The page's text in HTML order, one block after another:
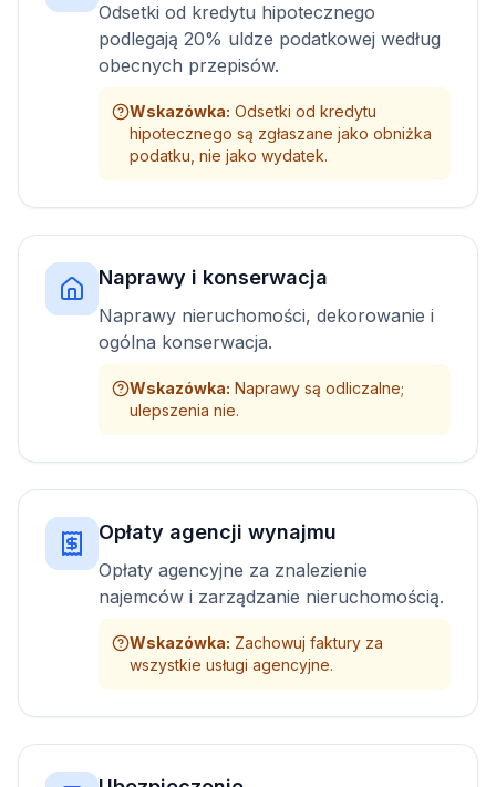
Odsetki od kredytu hipotecznego
podlegają 20% uldze podatkowej według
obecnych przepisów.
Wskazówka: Odsetki od kredytu
hipotecznego są zgłaszane jako obniżka
podatku, nie jako wydatek.
Naprawy i konserwacja
Naprawy nieruchomości, dekorowanie i
ogólna konserwacja.
Wskazówka: Naprawy są odliczalne;
ulepszenia nie.
Opłaty agencji wynajmu
Opłaty agencyjne za znalezienie
najemców i zarządzanie nieruchomością.
Wskazówka: Zachowuj faktury za
wszystkie usługi agencyjne.